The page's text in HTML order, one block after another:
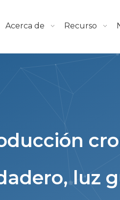
Acerca de Recurso
luz